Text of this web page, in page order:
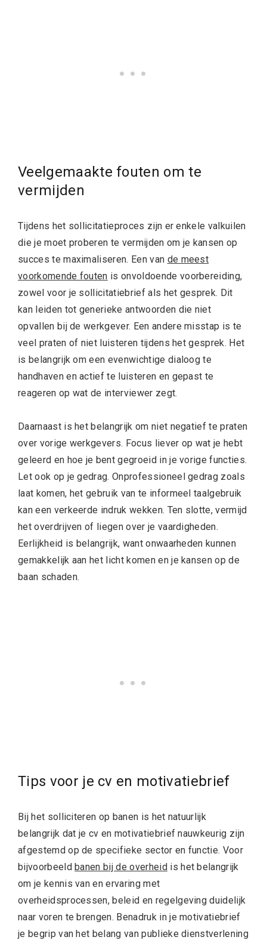
Veelgemaakte fouten om te
vermijden
Tijdens het sollicitatieproces zijn er enkele valkuilen
die je moet proberen te vermijden om je kansen op
succes te maximaliseren. Een van de meest
voorkomende fouten is onvoldoende voorbereiding,
zowel voor je sollicitatiebrief als het gesprek. Dit
kan leiden tot generieke antwoorden die niet
opvallen bij de werkgever. Een andere misstap is te
veel praten of niet luisteren tijdens het gesprek. Het
is belangrijk om een evenwichtige dialoog te
handhaven en actief te luisteren en gepast te
reageren op wat de interviewer zegt.
Daarnaast is het belangrijk om niet negatief te praten
over vorige werkgevers. Focus liever op wat je hebt
geleerd en hoe je bent gegroeid in je vorige functies.
Let ook op je gedrag. Onprofessioneel gedrag zoals
laat komen, het gebruik van te informeel taalgebruik
kan een verkeerde indruk wekken. Ten slotte, vermijd
het overdrijven of liegen over je vaardigheden.
Eerlijkheid is belangrijk, want onwaarheden kunnen
gemakkelijk aan het licht komen en je kansen op de
baan schaden.
Tips voor je cv en motivatiebrief
Bij het solliciteren op banen is het natuurlijk
belangrijk dat je cv en motivatiebrief nauwkeurig zijn
afgestemd op de specifieke sector en functie. Voor
bijvoorbeeldbanen bij de overheidis het belangrijk
om je kennis van en ervaring met
overheidsprocessen, beleid en regelgeving duidelijk
naar voren te brengen. Benadruk in je motivatiebrief
je begrip van het belang van publieke dienstverlening